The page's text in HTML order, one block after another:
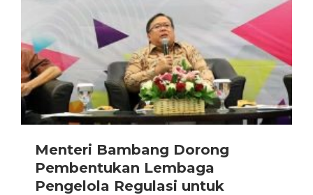
Menteri Bambang Dorong
Pembentukan Lembaga
Pengelola Regulasi untuk